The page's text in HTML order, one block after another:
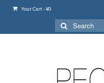
Your Cart-¥0
Search
for: